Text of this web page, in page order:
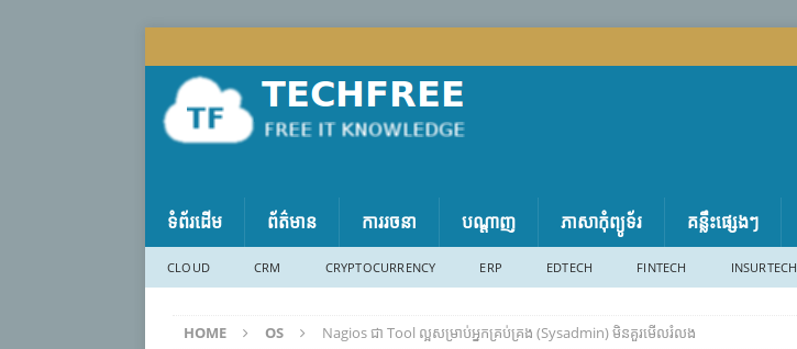
ទំព័រដើម ព័ត៌មាន ការរចនា បណ្តាញ ភាសា​កុំព្យូទ័រ គន្លឹះផ្សេងៗ
CLOUD CRM CRYPTOCURRENCY ERP EDTECH FINTECH INSURTECH
HOME OS Nagios ជា Tool ល្អសម្រាប់អ្នកគ្រប់គ្រង (Sysadmin) មិនគួរមើលរំលង